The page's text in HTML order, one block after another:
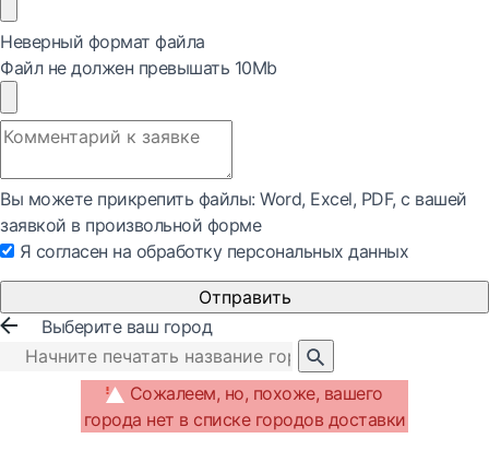
Неверный формат файла
Файл не должен превышать 10Mb
Вы можете прикрепить файлы: Word, Exсel, PDF, с вашей
заявкой в произвольной форме
Я согласен на обработку персональных данных
Отправить
Выберите ваш город
Сожалеем, но, похоже, вашего
города нет в списке городов доставки